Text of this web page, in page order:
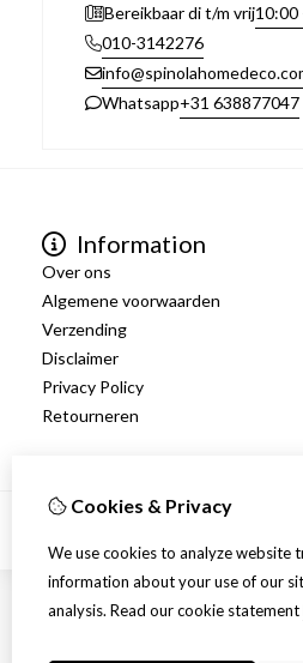
Bereikbaar di t/m vrij10:00
010-3142276
Whatsapp+31 638877047
Information
Over ons
Algemene voorwaarden
Verzending
Disclaimer
Privacy Policy
Retourneren
Cookies & Privacy
We use cookies to analyze website
information about your use of our
analysis. Read our cookie statement